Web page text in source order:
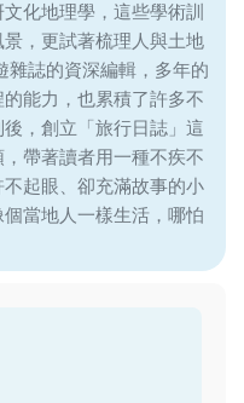
化地理學，這些學術訓
，更試著梳理人與土地
雜誌的資深編輯，多年的
能力，也累積了許多不
，創立「旅行日誌」這
帶著讀者用一種不疾不
起眼、卻充滿故事的小
當地人一樣生活，哪怕